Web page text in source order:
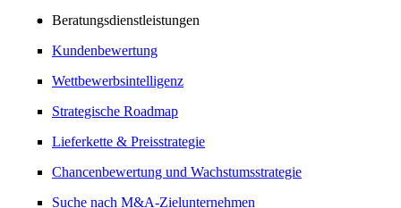
Beratungsdienstleistungen
Kundenbewertung
Wettbewerbsintelligenz
Strategische Roadmap
Lieferkette & Preisstrategie
Chancenbewertung und Wachstumsstrategie
Suche nach M&A-Zielunternehmen